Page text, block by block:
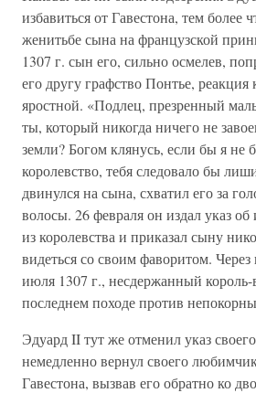
избавиться от Гавестона, тем более
женитьбе сына на французской
1307 г. сын его, сильно осмелев,
его другу графство Понтье, реакция
яростной. «Подлец, презренный
ты, который никогда ничего не
земли? Богом клянусь, если бы я не
королевство, тебя следовало бы
двинулся на сына, схватил его за
волосы. 26 февраля он издал указ об
из королевства и приказал сыну
видеться со своим фаворитом. Через
июля 1307 г., несдержанный король-
последнем походе против
Эдуард II тут же отменил указ
немедленно вернул своего
Гавестона, вызвав его обратно ко